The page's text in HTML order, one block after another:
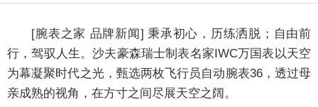
[腕表之家 品牌新闻] 秉承初心，历练洒脱；自由前
行，驾驭人生。沙夫豪森瑞士制表名家IWC万国表以天空
为幕凝聚时代之光，甄选两枚飞行员自动腕表36，透过母
亲成熟的视角，在方寸之间尽展天空之阔。